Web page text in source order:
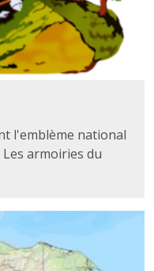
l'emblème national
armoiries du